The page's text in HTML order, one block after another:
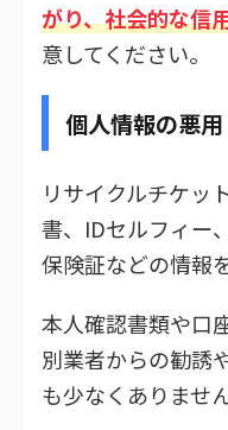
がり、社会的な信
意してください。
個人情報の悪
リサイクルチケッ
書、IDセルフィー
保険証などの情報
本人確認書類や口
別業者からの勧誘
も少なくありません